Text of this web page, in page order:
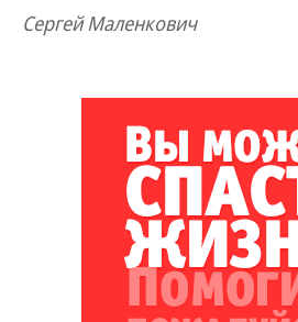
Сергей Маленкович